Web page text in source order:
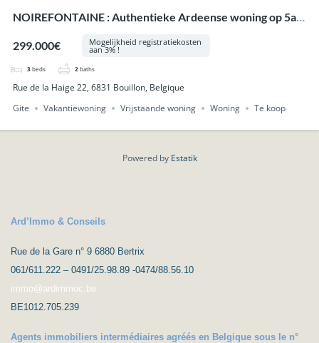
NOIREFONTAINE : Authentieke Ardeense woning op 5a
299.000€
Mogelijkheid registratiekosten
aan 3% !
3 beds 2 baths
Rue de la Haige 22, 6831 Bouillon, Belgique
Gite
Vakantiewoning Vrijstaande woning Woning Te koop
Powered by Estatik
Ard’Immo & Conseils
Rue de la Gare n° 9 6880 Bertrix
061/611.222 – 0491/25.98.89 -0474/88.56.10
immo@ardimmoc.be
BE1012.705.239
Agents immobiliers intermédiaires agréés en Belgique sous le n°